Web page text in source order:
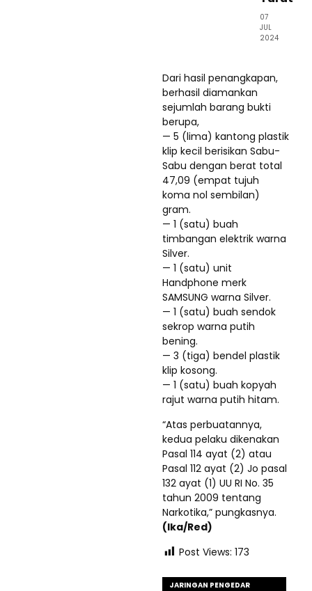
07
JUL
2024
Dari hasil penangkapan,
berhasil diamankan
sejumlah barang bukti
berupa,
— 5 (lima) kantong plastik
klip kecil berisikan Sabu-
Sabu dengan berat total
47,09 (empat tujuh
koma nol sembilan)
gram.
— 1 (satu) buah
timbangan elektrik warna
Silver.
— 1 (satu) unit
Handphone merk
SAMSUNG warna Silver.
— 1 (satu) buah sendok
sekrop warna putih
bening.
— 3 (tiga) bendel plastik
klip kosong.
— 1 (satu) buah kopyah
rajut warna putih hitam.
“Atas perbuatannya,
kedua pelaku dikenakan
Pasal 114 ayat (2) atau
Pasal 112 ayat (2) Jo pasal
132 ayat (1) UU RI No. 35
tahun 2009 tentang
Narkotika,” pungkasnya.
(Ika/Red)
Post Views: 173
JARINGAN PENGEDAR